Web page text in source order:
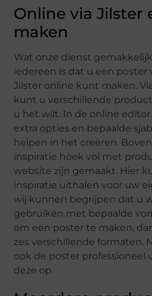
Online via Jilster
maken
Wat onze dienst
iedereen is dat u een poster
Jilster online kunt maken.
kunt u verschillende
u het wilt. In de online
extra opties en bepaalde
helpen in het creëren.
inspiratie hoek vol met
website zijn gemaakt. Hier
inspiratie uithalen voor uw
wij kunnen begrijpen dat u
gebruiken met bepaalde
om een poster te maken,
zes verschillende formaten.
ook de poster professioneel
deze op.